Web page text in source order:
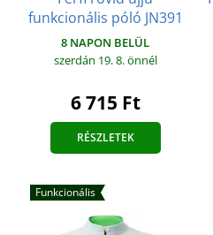
funkcionális póló JN391
8 NAPON BELÜL
szerdán 19. 8.önnél
6 715 Ft
RÉSZLETEK
Funkcionális